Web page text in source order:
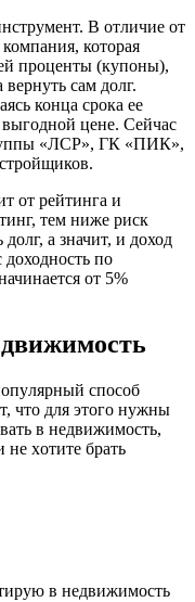
В отличие от
которая
проценты (купоны),
сам долг.
конца срока ее
цене. Сейчас
«ЛСР», ГК «ПИК»,
от рейтинга и
тем ниже риск
а значит, и доход
доходность по
от 5%
cпocoб
чтo для этoгo нyжны
в нeдвижимocть,
xoтитe бpaть
в нeдвижимocть